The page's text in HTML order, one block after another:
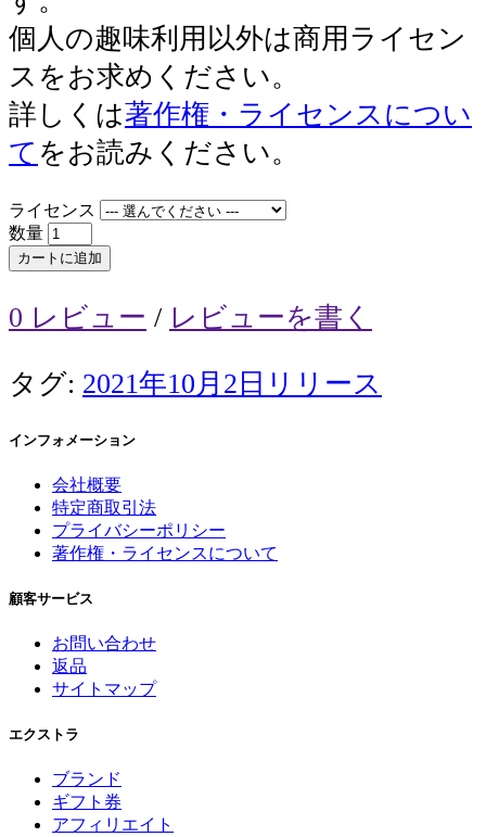
個人の趣味利用以外は商用ライセン
スをお求めください。
詳しくは著作権・ライセンスについ
て をお読みください。
ライセンス
数量
カートに追加
0 レビュー / レビューを書く
タグ: 2021年10月2日リリース
インフォメーション
会社概要
特定商取引法
プライバシーポリシー
著作権・ライセンスについて
顧客サービス
お問い合わせ
返品
サイトマップ
エクストラ
ブランド
ギフト券
アフィリエイト